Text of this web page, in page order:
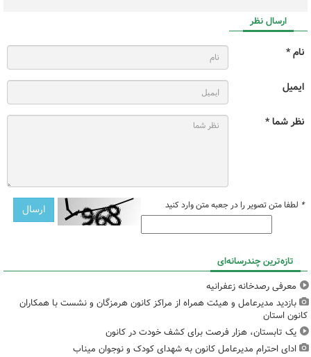
ارسال نظر
نام *
ایمیل
نظر شما *
* لطفا متن تصویر را در جعبه متن وارد کنید
تازه‌ترین چندرسانه‌ای
معرفی رصدخانه زعفرانیه
بازدید مدیرعامل و هیئت همراه از مراکز کانون هرمزگان و نشست با همکاران
کانون استان
یک تابستان، هزار فرصت برای کشف خودت در کانون
ادای احترام مدیرعامل کانون به شهدای کودک و نوجوان میناب